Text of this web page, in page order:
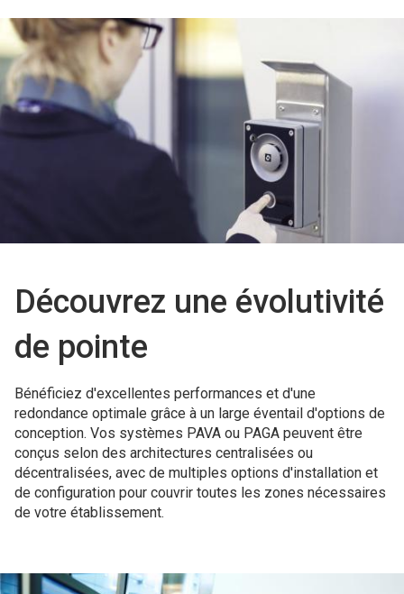
Découvrez une évolutivité
de pointe
Bénéficiez d'excellentes performances et d'une
redondance optimale grâce à un large éventail d'options de
conception. Vos systèmes PAVA ou PAGA peuvent être
conçus selon des architectures centralisées ou
décentralisées, avec de multiples options d'installation et
de configuration pour couvrir toutes les zones nécessaires
de votre établissement.